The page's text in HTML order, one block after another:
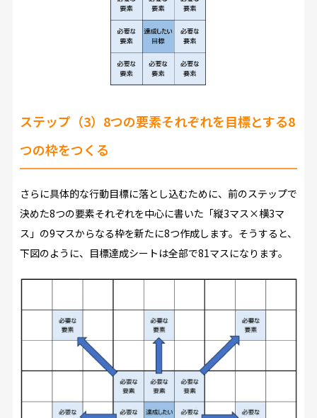
ステップ（3）8つの要素それぞれを目標とする8
つの枠をつくる
さらに具体的な行動目標に落とし込むために、前のステップで
決めた8つの要素それぞれを中心に書いた「縦3マス×横3マ
ス」の9マスからなる枠を新たに8つ作成します。そうすると、
下図のように、目標達成シートは全部で81マスになります。